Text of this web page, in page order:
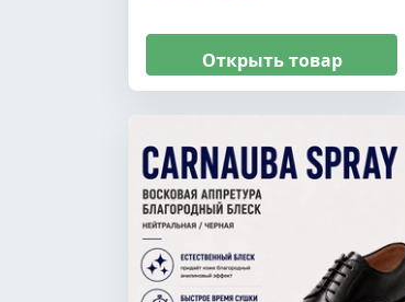
Открыть товар